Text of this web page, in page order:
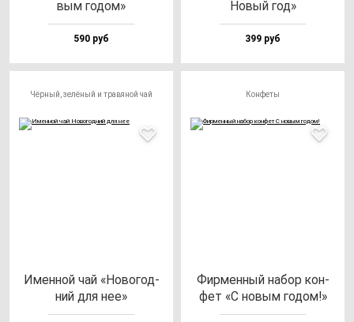
вым го­дом»
590 руб
Новый год»
399 руб
Чёрный, зелёный и травяной чай
Имен­ной чай «Ново­год­
ний для нее»
Конфеты
Фир­мен­ный на­бор кон­
фет «С но­вым го­дом!»